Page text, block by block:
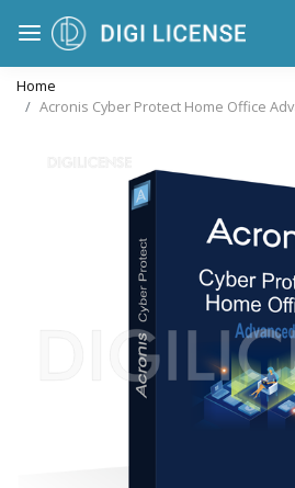
Home
Acronis Cyber Protect Home Office